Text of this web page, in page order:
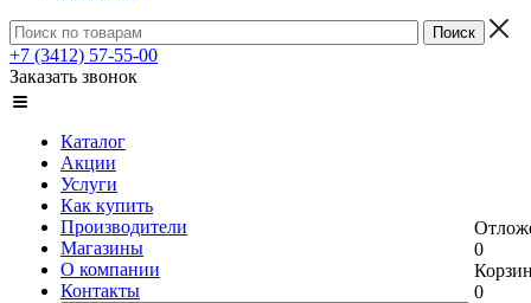
+7 (3412) 57-55-00
Заказать звонок
Каталог
Акции
Услуги
Как купить
Производители
Магазины
О компании
Контакты
0
0